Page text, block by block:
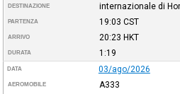
DESTINAZIONE internazionale di
PARTENZA 19:03 CST
ARRIVO 20:23 HKT
DURATA 1:19
DATA 03/ago/2026
AEROMOBILE A333